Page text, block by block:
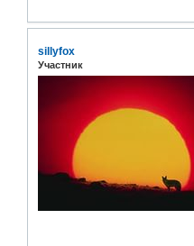
sillyfox
Участник